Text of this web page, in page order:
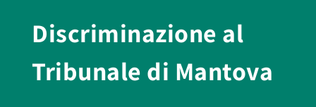
Discriminazione al
Tribunale di Mantova